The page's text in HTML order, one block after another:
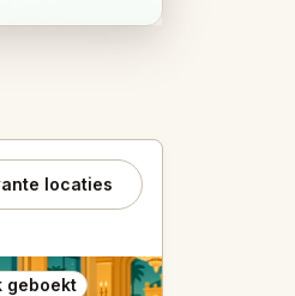
locaties
geboekt